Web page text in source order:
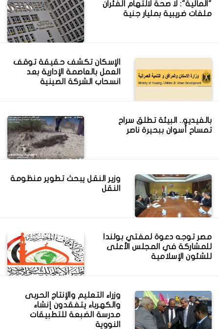
"المالية": لا صحة لالتهام الفئران
ملفات ضريبية بمليار جنية
الإسكان تكشف حقيقة توقف
العمل بالعاصمة الإدارية بعد
انسحاب الشركة الصينية
بالفيديو.. البيئة تطلق سراح
تمساح أسوان ببحيرة ناصر
وزير النقل يبحث تطوير منظومة
النقل
مصر توجه دعوة لمفتي بولندا
للمشاركة في المجلس الأعلى
للشئون الإسلامية
وزراء التعليم والإنتاج الحربى
والكهرباء يتفقدون إنشاء
مدرسة الضبعة للتطبيقات
النووية